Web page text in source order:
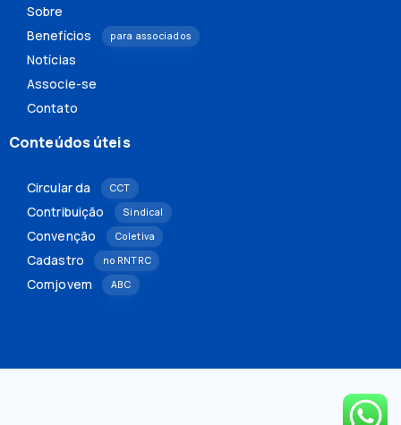
Sobre
Benefícios
para associados
Notícias
Associe-se
Contato
Conteúdos úteis
Circular da CCT
Contribuição Sindical
Convenção Coletiva
Cadastro no RNTRC
Comjovem ABC